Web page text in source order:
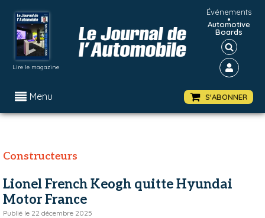
Lire le magazine
Événements
•
Automotive
Boards
Menu S'ABONNER
Constructeurs
Lionel French Keogh quitte Hyundai
Motor France
Publié le 22 décembre 2025